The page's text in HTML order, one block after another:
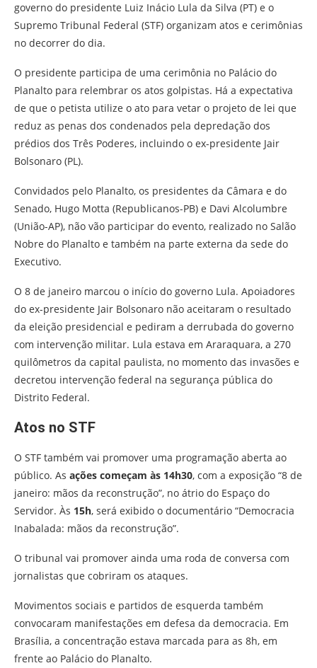
governo do presidente Luiz Inácio Lula da Silva (PT) e o
Supremo Tribunal Federal (STF) organizam atos e cerimônias
no decorrer do dia.
O presidente participa de uma cerimônia no Palácio do
Planalto para relembrar os atos golpistas. Há a expectativa
de que o petista utilize o ato para vetar o projeto de lei que
reduz as penas dos condenados pela depredação dos
prédios dos Três Poderes, incluindo o ex-presidente Jair
Bolsonaro (PL).
Convidados pelo Planalto, os presidentes da Câmara e do
Senado, Hugo Motta (Republicanos-PB) e Davi Alcolumbre
(União-AP), não vão participar do evento, realizado no Salão
Nobre do Planalto e também na parte externa da sede do
Executivo.
O 8 de janeiro marcou o início do governo Lula. Apoiadores
do ex-presidente Jair Bolsonaro não aceitaram o resultado
da eleição presidencial e pediram a derrubada do governo
com intervenção militar. Lula estava em Araraquara, a 270
quilômetros da capital paulista, no momento das invasões e
decretou intervenção federal na segurança pública do
Distrito Federal.
Atos no STF
O STF também vai promover uma programação aberta ao
público. As ações começam às 14h30, com a exposição “8 de
janeiro: mãos da reconstrução”, no átrio do Espaço do
Servidor. Às 15h, será exibido o documentário “Democracia
Inabalada: mãos da reconstrução”.
O tribunal vai promover ainda uma roda de conversa com
jornalistas que cobriram os ataques.
Movimentos sociais e partidos de esquerda também
convocaram manifestações em defesa da democracia. Em
Brasília, a concentração estava marcada para as 8h, em
frente ao Palácio do Planalto.